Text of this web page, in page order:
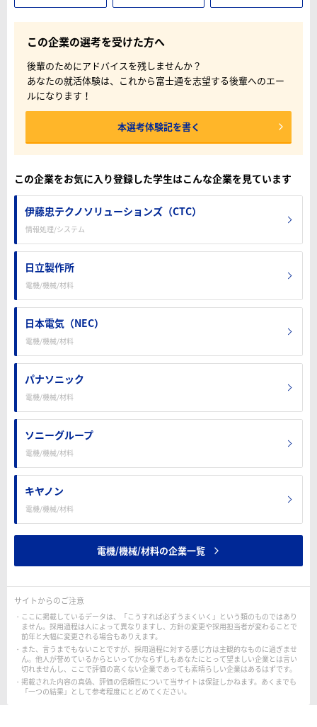
この企業の選考を受けた方へ
後輩のためにアドバイスを残しませんか？
あなたの就活体験は、これから富士通を志望する後輩へのエー
ルになります！
本選考体験記を書く
この企業をお気に入り登録した学生はこんな企業を見ています
伊藤忠テクノソリューションズ（CTC）
情報処理/システム
日立製作所
電機/機械/材料
日本電気（NEC）
電機/機械/材料
パナソニック
電機/機械/材料
ソニーグループ
電機/機械/材料
キヤノン
電機/機械/材料
電機/機械/材料の企業一覧
サイトからのご注意
ここに掲載しているデータは、「こうすれば必ずうまくいく」という類のものではあり
ません。採用過程は人によって異なりますし、方針の変更や採用担当者が変わることで
前年と大幅に変更される場合もありえます。
また、言うまでもないことですが、採用過程に対する感じ方は主観的なものに過ぎませ
ん。他人が誉めているからといってかならずしもあなたにとって望ましい企業とは言い
切れませんし、ここで評価の高くない企業であっても素晴らしい企業はあるはずです。
掲載された内容の真偽、評価の信頼性について当サイトは保証しかねます。あくまでも
「一つの結果」として参考程度にとどめてください。